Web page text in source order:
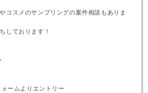
コスメのサンプリングの案件相談もありま
しております！
ームよりエントリー